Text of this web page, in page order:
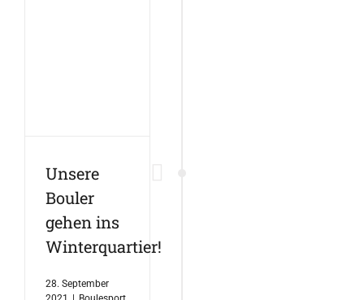
Unsere
Bouler
gehen ins
Winterquartier!
28. September